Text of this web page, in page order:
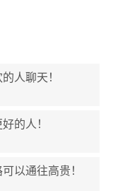
人聊天！
的人！
以通往高贵！